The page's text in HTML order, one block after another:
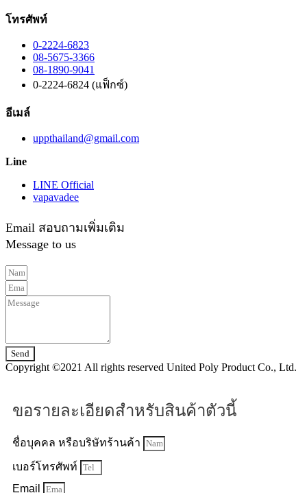
โทรศัพท์
0-2224-6823
08-5675-3366
08-1890-9041
0-2224-6824 (แฟ็กซ์)
อีเมล์
uppthailand@gmail.com
Line
LINE Official
vapavadee
Email สอบถามเพิ่มเติม
Message to us
Send
Copyright ©2021 All rights reserved United Poly Product Co., Ltd.
ขอรายละเอียดสำหรับสินค้าตัวนี้
ชื่อบุคคล หรือบริษัทร้านค้า
เบอร์โทรศัพท์
Email